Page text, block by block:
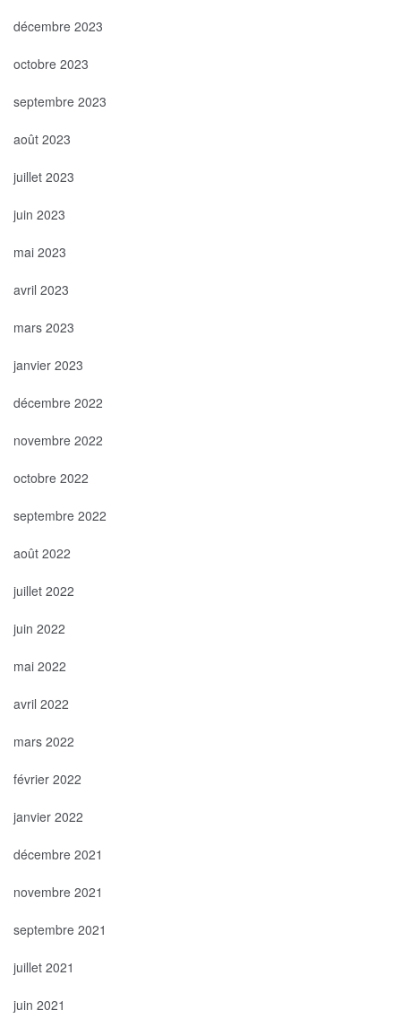
décembre 2023
octobre 2023
septembre 2023
août 2023
juillet 2023
juin 2023
mai 2023
avril 2023
mars 2023
janvier 2023
décembre 2022
novembre 2022
octobre 2022
septembre 2022
août 2022
juillet 2022
juin 2022
mai 2022
avril 2022
mars 2022
février 2022
janvier 2022
décembre 2021
novembre 2021
septembre 2021
juillet 2021
juin 2021